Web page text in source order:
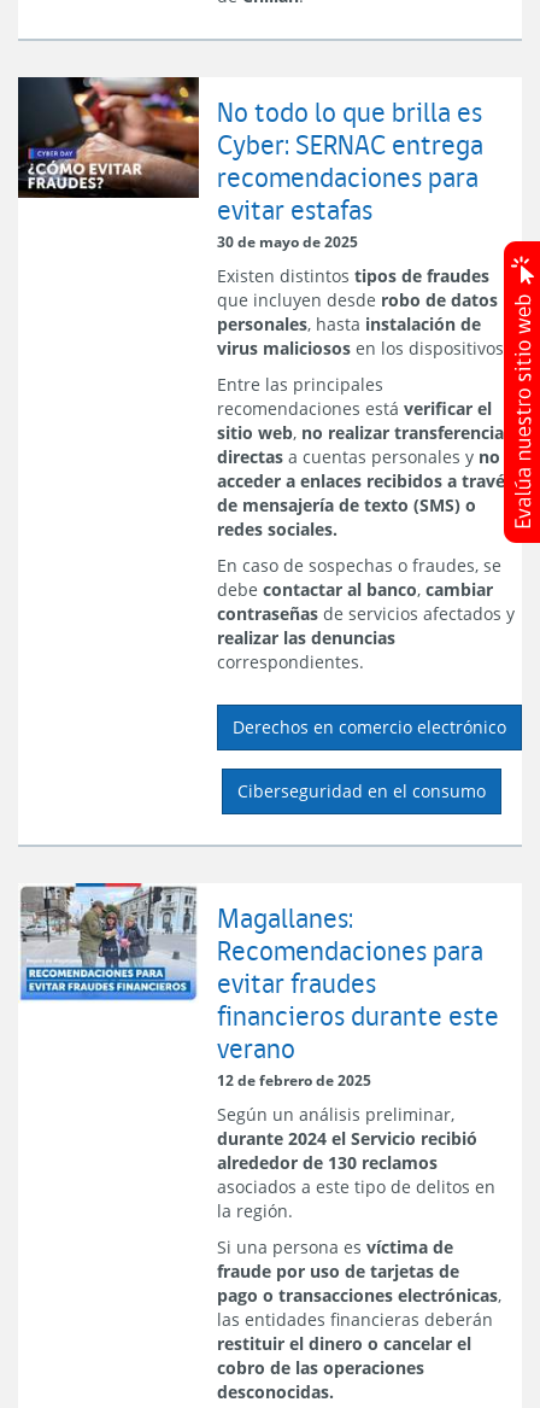
No todo lo que brilla es
Cyber: SERNAC entrega
recomendaciones para
evitar estafas
30 de mayo de 2025
Existen distintos tipos de fraudes
que incluyen desde robo de datos
personales, hasta instalación de
virus maliciosos en los dispositivos.
Entre las principales
recomendaciones está verificar el
sitio web, no realizar transferencias
directas a cuentas personales y no
acceder a enlaces recibidos a través
de mensajería de texto (SMS) o
redes sociales.
En caso de sospechas o fraudes, se
debe contactar al banco, cambiar
contraseñas de servicios afectados y
realizar las denuncias
correspondientes.
Derechos en comercio electrónico
Ciberseguridad en el consumo
Magallanes:
Recomendaciones para
evitar fraudes
financieros durante este
verano
12 de febrero de 2025
Según un análisis preliminar,
durante 2024 el Servicio recibió
alrededor de 130 reclamos
asociados a este tipo de delitos en
la región.
Si una persona es víctima de
fraude por uso de tarjetas de
pago o transacciones electrónicas,
las entidades financieras deberán
restituir el dinero o cancelar el
cobro de las operaciones
desconocidas.